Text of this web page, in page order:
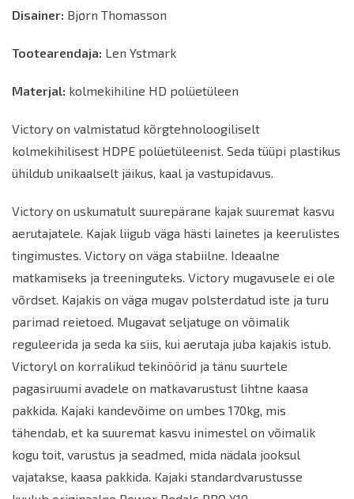
Disainer: Bjørn Thomasson
Tootearendaja: Len Ystmark
Materjal: kolmekihiline HD polüetüleen
Victory on valmistatud kõrgtehnoloogiliselt
kolmekihilisest HDPE polüetüleenist. Seda tüüpi plastikus
ühildub unikaalselt jäikus, kaal ja vastupidavus.
Victory on uskumatult suurepärane kajak suuremat kasvu
aerutajatele. Kajak liigub väga hästi lainetes ja keerulistes
tingimustes. Victory on väga stabiilne. Ideaalne
matkamiseks ja treeninguteks. Victory mugavusele ei ole
võrdset. Kajakis on väga mugav polsterdatud iste ja turu
parimad reietoed. Mugavat seljatuge on võimalik
reguleerida ja seda ka siis, kui aerutaja juba kajakis istub.
Victoryl on korralikud tekinöörid ja tänu suurtele
pagasiruumi avadele on matkavarustust lihtne kaasa
pakkida. Kajaki kandevõime on umbes 170kg, mis
tähendab, et ka suuremat kasvu inimestel on võimalik
kogu toit, varustus ja seadmed, mida nädala jooksul
vajatakse, kaasa pakkida. Kajaki standardvarustusse